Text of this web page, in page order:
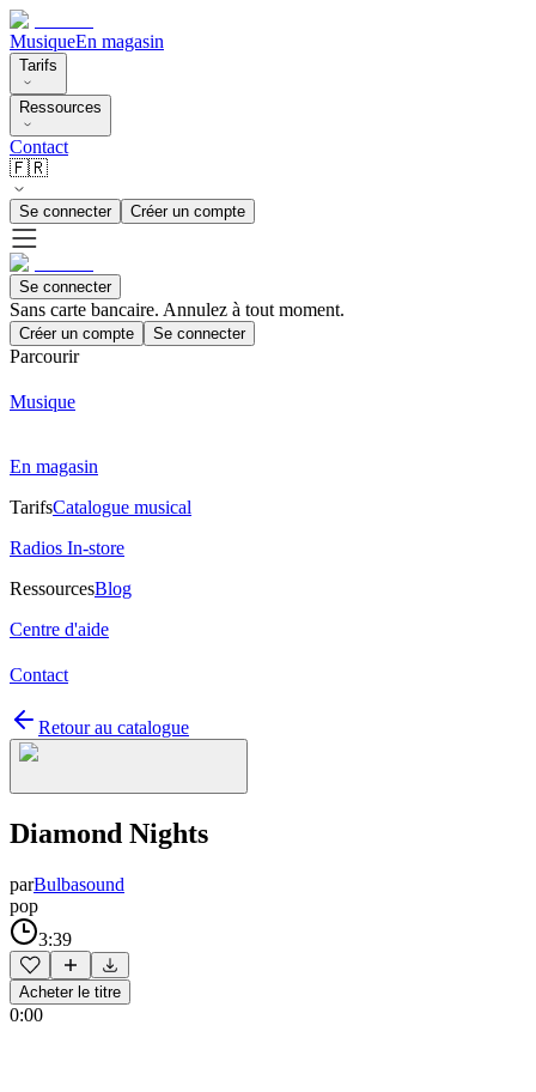
MusiqueEn magasin
Tarifs
Ressources
Contact
🇫🇷
Se connecter Créer un compte
Se connecter
Sans carte bancaire. Annulez à tout moment.
Créer un compte Se connecter
Parcourir
Musique
En magasin
TarifsCatalogue musical
Radios In-store
RessourcesBlog
Centre d'aide
Contact
Retour au catalogue
Diamond Nights
parBulbasound
pop
3:39
Acheter le titre
0:00